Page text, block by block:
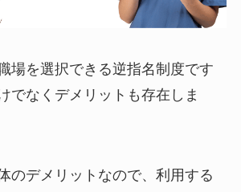
場を選択できる逆指名制度です
でなくデメリットも存在しま
のデメリットなので、利用する